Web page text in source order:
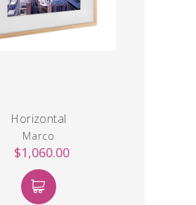
Horizontal
Marco
$1,060.00